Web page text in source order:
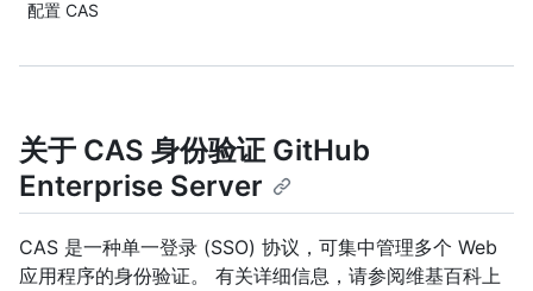
配置 CAS
关于 CAS 身份验证 GitHub
Enterprise Server
CAS 是一种单一登录 (SSO) 协议，可集中管理多个 Web
应用程序的身份验证。 有关详细信息，请参阅维基百科上